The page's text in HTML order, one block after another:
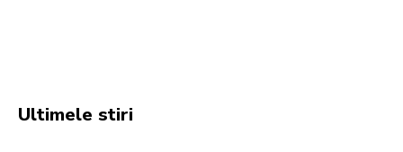
Ultimele stiri